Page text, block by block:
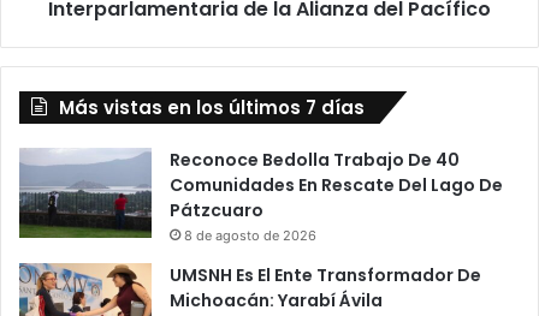
Comisión
de
la
Alianza
Pacífico
Interparlamentaria de la Alianza del Pacífico
Más vistas en los últimos 7 días
Reconoce Bedolla Trabajo De 40
Comunidades En Rescate Del Lago De
Pátzcuaro
8 de agosto de 2026
UMSNH Es El Ente Transformador De
Michoacán: Yarabí Ávila